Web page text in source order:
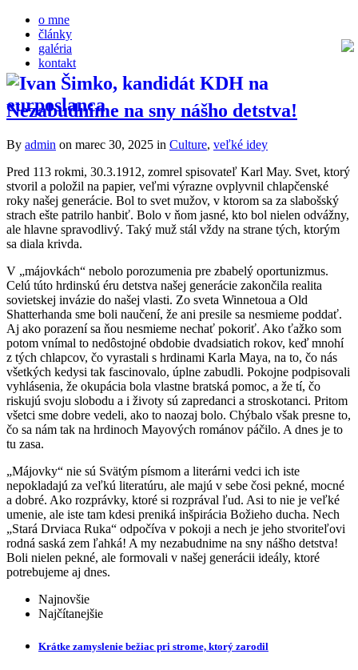
o mne
články
galéria
kontakt
Nezabudnime na sny nášho detstva!
By admin on marec 30, 2025 in Culture, veľké idey
Pred 113 rokmi, 30.3.1912, zomrel spisovateľ Karl May. Svet, ktorý
stvoril a položil na papier, veľmi výrazne ovplyvnil chlapčenské
roky našej generácie. Bol to svet mužov, v ktorom sa za slabošský
strach ešte patrilo hanbiť. Bolo v ňom jasné, kto bol nielen odvážny,
ale hlavne spravodlivý. Taký muž stál vždy na strane tých, ktorým
sa diala krivda.
V „májovkách“ nebolo porozumenia pre zbabelý oportunizmus.
Celú túto hrdinskú éru detstva našej generácie zakončila realita
sovietskej invázie do našej vlasti. Zo sveta Winnetoua a Old
Shatterhanda sme boli naučení, že ani presile sa nesmieme poddať.
Aj ako porazení sa ňou nesmieme nechať pokoriť. Ako ťažko som
potom vnímal to nedôstojné obdobie dvadsiatich rokov, keď mnohí
z tých chlapcov, čo vyrastali s hrdinami Karla Maya, na to, čo nás
všetkých kedysi tak fascinovalo, úplne zabudli. Pokojne podpisovali
vyhlásenia, že okupácia bola vlastne bratská pomoc, a že tí, čo
riskujú svoju slobodu a i životy sú zapredanci a stroskotanci. Pritom
všetci sme dobre vedeli, ako to naozaj bolo. Chýbalo však presne to,
čo sa nám tak na hrdinoch Mayových románov páčilo. A dnes je to
tu zasa.
„Májovky“ nie sú Svätým písmom a literárni vedci ich iste
nepokladajú za veľkú literatúru, ale majú v sebe čosi pekné, mocné
a dobré. Ako rozprávky, ktoré si rozprával ľud. Asi to nie je veľké
umenie, ale iste tam kdesi preniká inšpirácia Božieho ducha. Nech
„Stará Drviaca Ruka“ odpočíva v pokoji a nech je jeho stvoriteľovi
rodná saská zem ľahká! A my nezabudnime na sny nášho detstva!
Boli nielen pekné, ale formovali v našej generácii ideály, ktoré
potrebujeme aj dnes.
Najnovšie
Najčítanejšie
Krátke zamyslenie bežiac pri strome, ktorý zarodil